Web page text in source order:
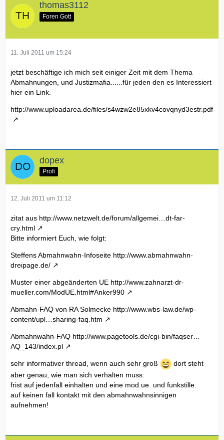
thomas3112
Foren Gott
11. Juli 2011 um 15:24
jetzt beschäftige ich mich seit einiger Zeit mit dem Thema
Abmahnungen, und Justizmafia......für jeden den es Interessiert
hier ein Link.
http://www.uploadarea.de/files/s4wzw2e85xkv4covqnyd3estr.pdf
dopex
Profi
12. Juli 2011 um 11:12
zitat aus http://www.netzwelt.de/forum/allgemei…dt-far-
cry.html
Bitte informiert Euch, wie folgt:
Steffens Abmahnwahn-Infoseite http://www.abmahnwahn-
dreipage.de/
Muster einer abgeänderten UE http://www.zahnarzt-dr-
mueller.com/ModUE.html#Anker990
Abmahn-FAQ von RA Solmecke http://www.wbs-law.de/wp-
content/upl…sharing-faq.htm
Abmahnwahn-FAQ http://www.pagetools.de/cgi-bin/faqser…
AQ_143/index.pl
sehr informativer thread, wenn auch sehr groß
dort steht
aber genau, wie man sich verhalten muss:
frist auf jedenfall einhalten und eine mod.ue. und funkstille.
auf keinen fall kontakt mit den abmahnwahnsinnigen
aufnehmen!